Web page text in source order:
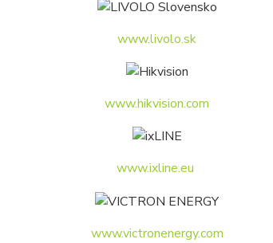
www.livolo.sk
www.hikvision.com
www.ixline.eu
www.victronenergy.com